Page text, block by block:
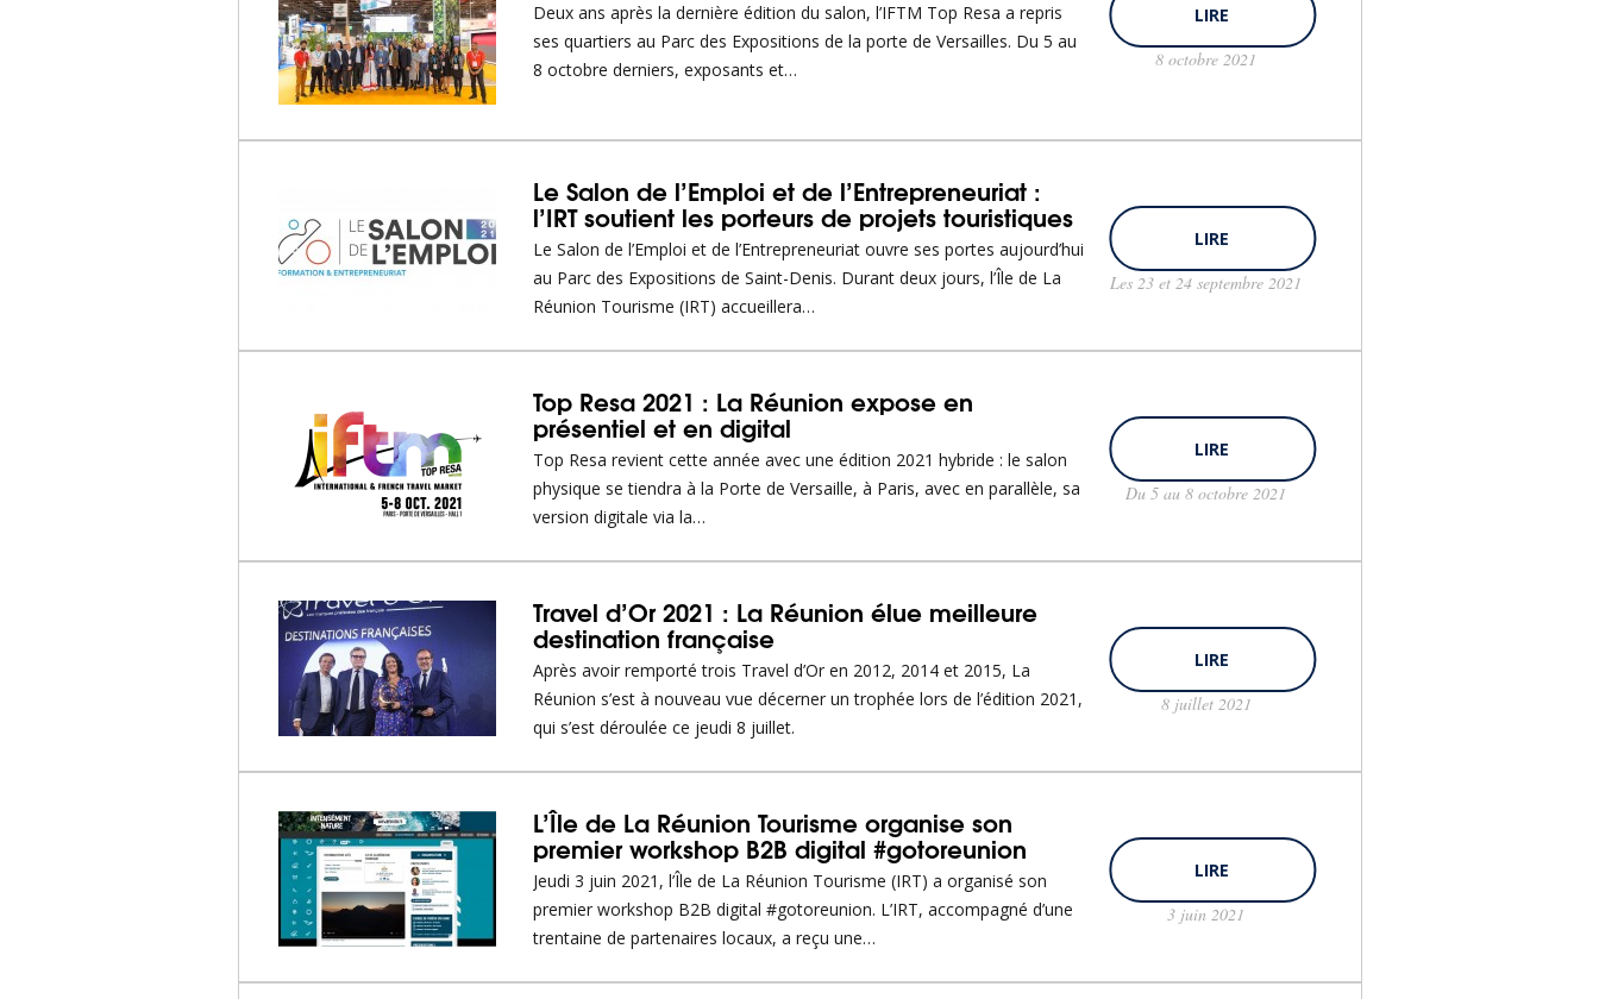
Deux ans après la dernière édition du salon, l’IFTM Top Resa a repris
ses quartiers au Parc des Expositions de la porte de Versailles. Du 5 au
8 octobre derniers, exposants et…
LIRE
8 octobre 2021
Le Salon de l’Emploi et de l’Entrepreneuriat :
l’IRT soutient les porteurs de projets touristiques
Le Salon de l’Emploi et de l’Entrepreneuriat ouvre ses portes aujourd’hui
au Parc des Expositions de Saint-Denis. Durant deux jours, l’Île de La
Réunion Tourisme (IRT) accueillera…
LIRE
Les 23 et 24 septembre 2021
Top Resa 2021 : La Réunion expose en
présentiel et en digital
Top Resa revient cette année avec une édition 2021 hybride : le salon
physique se tiendra à la Porte de Versaille, à Paris, avec en parallèle, sa
version digitale via la…
LIRE
Du 5 au 8 octobre 2021
Travel d’Or 2021 : La Réunion élue meilleure
destination française
Après avoir remporté trois Travel d’Or en 2012, 2014 et 2015, La
Réunion s’est à nouveau vue décerner un trophée lors de l’édition 2021,
qui s’est déroulée ce jeudi 8 juillet.
LIRE
8 juillet 2021
L’Île de La Réunion Tourisme organise son
premier workshop B2B digital #gotoreunion
Jeudi 3 juin 2021, l’Île de La Réunion Tourisme (IRT) a organisé son
premier workshop B2B digital #gotoreunion. L’IRT, accompagné d’une
trentaine de partenaires locaux, a reçu une…
LIRE
3 juin 2021